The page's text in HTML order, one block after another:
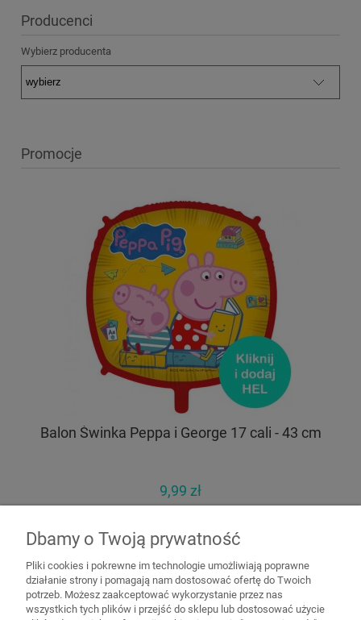
Producenci
Wybierz producenta
Promocje
Balon Świnka Peppa i George 17 cali - 43 cm
9,99 zł
Najniższa cena:11,99 zł
do koszyka
Dbamy o Twoją prywatność
Pliki cookies i pokrewne im technologie umożliwiają poprawne
działanie strony i pomagają nam dostosować ofertę do Twoich
potrzeb. Możesz zaakceptować wykorzystanie przez nas
wszystkich tych plików i przejść do sklepu lub dostosować użycie